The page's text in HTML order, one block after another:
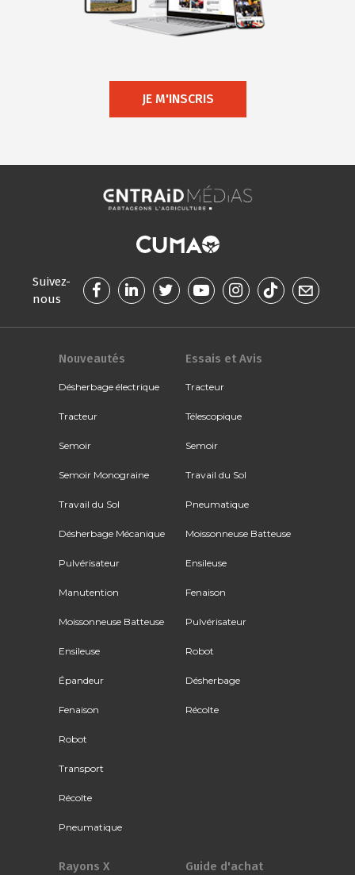
JE M'INSCRIS
Suivez-
nous
Nouveautés
Désherbage électrique
Tracteur
Semoir
Semoir Monograine
Travail du Sol
Désherbage Mécanique
Pulvérisateur
Manutention
Moissonneuse Batteuse
Ensileuse
Épandeur
Fenaison
Robot
Transport
Récolte
Pneumatique
Essais et Avis
Tracteur
Télescopique
Semoir
Travail du Sol
Pneumatique
Moissonneuse Batteuse
Ensileuse
Fenaison
Pulvérisateur
Robot
Désherbage
Récolte
Rayons X Guide d'achat